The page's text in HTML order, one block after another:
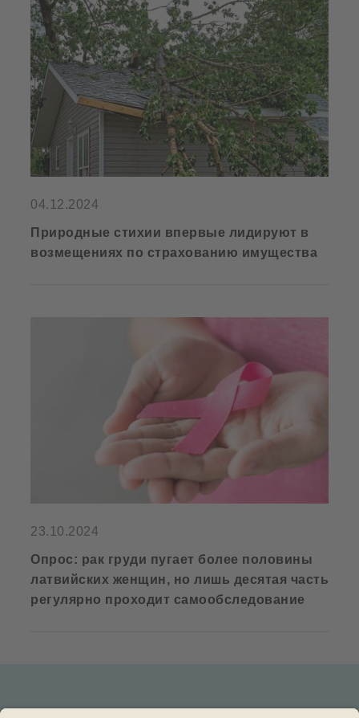
04.12.2024
Природные стихии впервые лидируют в
возмещениях по страхованию имущества
23.10.2024
Опрос: рак груди пугает более половины
латвийских женщин, но лишь десятая часть
регулярно проходит самообследование